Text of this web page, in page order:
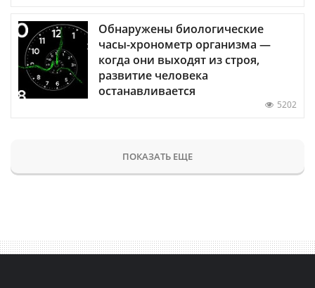
Обнаружены биологические
часы-хронометр организма —
когда они выходят из строя,
развитие человека
останавливается
5202
ПОКАЗАТЬ ЕЩЕ